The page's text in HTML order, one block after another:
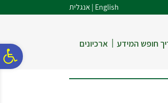
נגישות
אתר
המרכזי
English
|אנגלית
חופש המידע | ארכיונים